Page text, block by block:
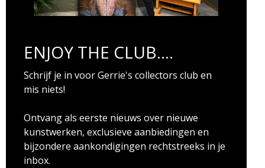
ENJOY THE CLUB....
Schrijf je in voor Gerrie's collectors club en
mis niets!
Ontvang als eerste nieuws over nieuwe
kunstwerken, exclusieve aanbiedingen en
bijzondere aankondigingen rechtstreeks in je
inbox.